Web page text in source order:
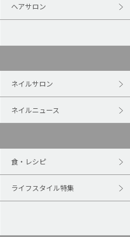
ヘアサロン
ネイルサロン
ネイルニュース
食・レシピ
ライフスタイル特集